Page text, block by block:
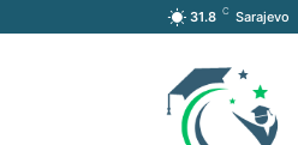
31.8 C Sarajevo